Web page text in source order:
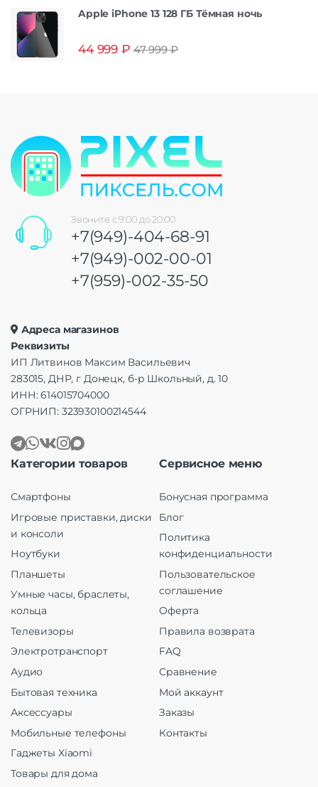
Apple iPhone 13 128 ГБ Тёмная ночь
44 999 ₽ 47 999₽
Звоните с 9:00 до 20:00
+7(949)-404-68-91
+7(949)-002-00-01
+7(959)-002-35-50
Адреса магазинов
Реквизиты
ИП Литвинов Максим Васильевич
283015, ДНР, г Донецк, б-р Школьный, д. 10
ИНН: 614015704000
ОГРНИП: 323930100214544
Категории товаров
Смартфоны
Игровые приставки, диски
и консоли
Ноутбуки
Планшеты
Умные часы, браслеты,
кольца
Телевизоры
Электротранспорт
Аудио
Бытовая техника
Аксессуары
Мобильные телефоны
Гаджеты Xiaomi
Товары для дома
Сервисное меню
Бонусная программа
Блог
Политика
конфиденциальности
Пользовательское
соглашение
Оферта
Правила возврата
FAQ
Сравнение
Мой аккаунт
Заказы
Контакты